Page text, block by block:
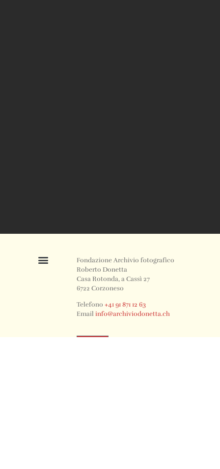
Fondazione Archivio fotografico
Roberto Donetta
Casa Rotonda, a Cassì 27
6722 Corzoneso
Telefono+41 91 871 12 63
Emailinfo@archiviodonetta.ch